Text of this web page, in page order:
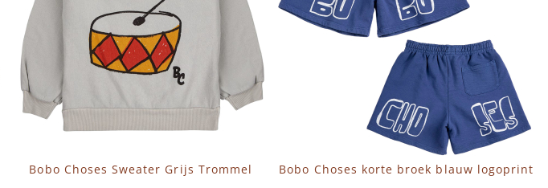
Bobo Choses Sweater Grijs Trommel Bobo Choses korte broek blauw logoprint